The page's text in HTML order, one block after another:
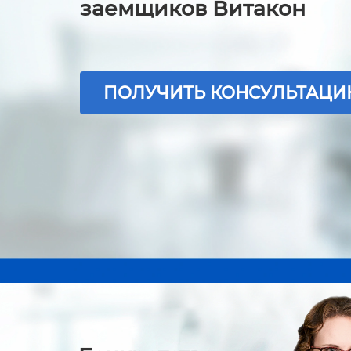
заемщиков Витакон
ПОЛУЧИТЬ